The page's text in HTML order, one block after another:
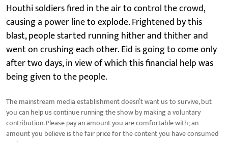
Houthi soldiers fired in the air to control the crowd,
causing a power line to explode. Frightened by this
blast, people started running hither and thither and
went on crushing each other. Eid is going to come only
after two days, in view of which this financial help was
being given to the people.
The mainstream media establishment doesn’t want us to survive, but
you can help us continue running the show by making a voluntary
contribution. Please pay an amount you are comfortable with; an
amount you believe is the fair price for the content you have consumed